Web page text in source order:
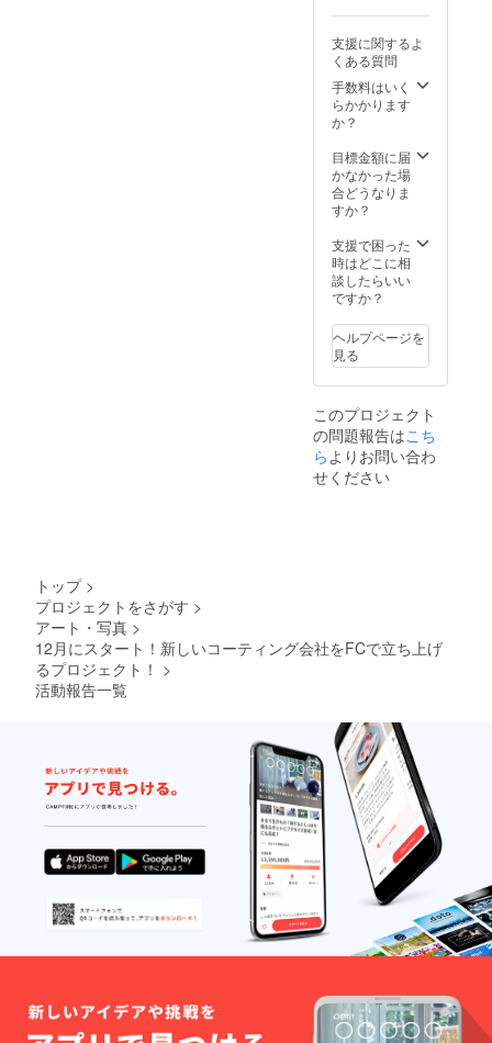
支援に関するよ
くある質問
手数料はいく
らかかります
か？
目標金額に届
かなかった場
合どうなりま
すか？
支援で困った
時はどこに相
談したらいい
ですか？
ヘルプページを
見る
このプロジェクト
の問題報告はこち
らよりお問い合わ
せください
トップ >
プロジェクトをさがす >
アート・写真 >
12月にスタート！新しいコーティング会社をFCで立ち上げ
るプロジェクト！ >
活動報告一覧